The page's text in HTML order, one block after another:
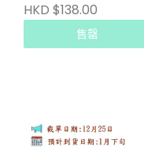
HKD $138.00
售罄